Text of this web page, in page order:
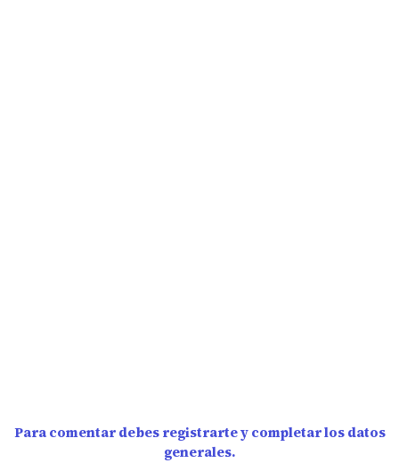
Para comentar debes registrarte y completar los datos
generales.